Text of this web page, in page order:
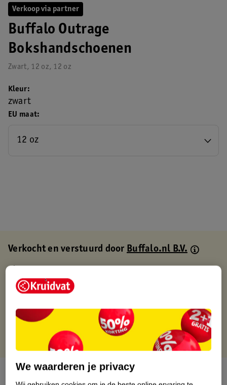
Verkoop via partner
Buffalo Outrage
Bokshandschoenen
Zwart, 12 oz, 12 oz
EU maat
12 oz
Kleur
zwart
Verkocht en verstuurd doorBuffalo.nl B.V.
Gratis thuisbezorgd
Gratis retourneren via verkooppartner.
Gratis punten met je Kruidvat kaart
Over dit product
We waarderen je privacy